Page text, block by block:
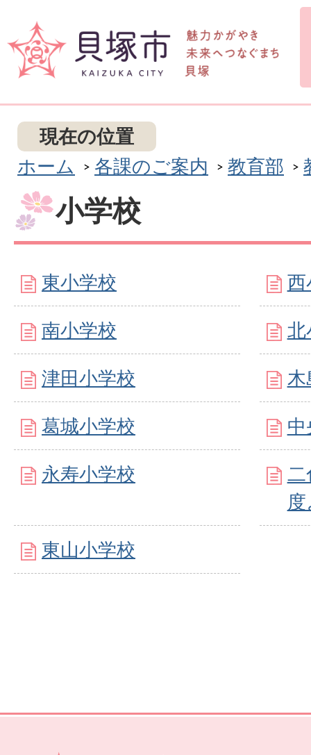
現在の位置
ホーム
各課のご案内 教育部
小学校
東小学校 西
南小学校 北
津田小学校 木
葛城小学校 中
永寿小学校
二
東山小学校